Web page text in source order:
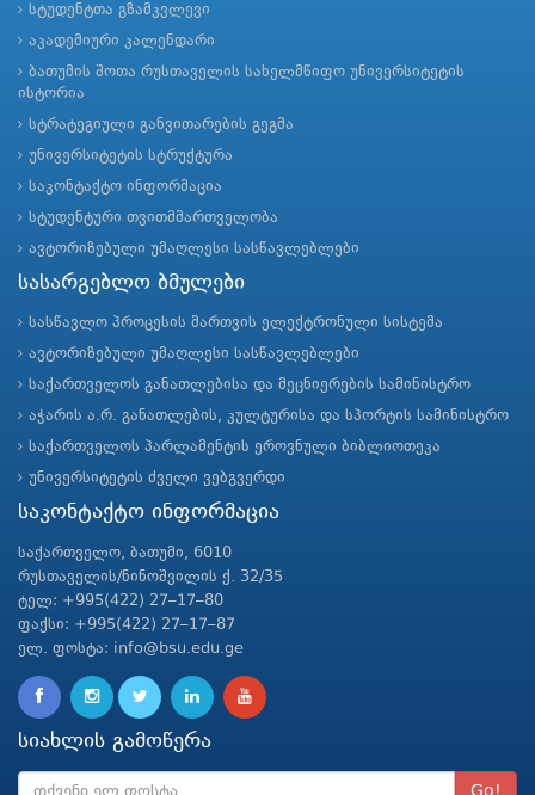
სტუდენტთა გზამკვლევი
აკადემიური კალენდარი
ბათუმის შოთა რუსთაველის სახელმწიფო უნივერსიტეტის
ისტორია
სტრატეგიული განვითარების გეგმა
უნივერსიტეტის სტრუქტურა
საკონტაქტო ინფორმაცია
სტუდენტური თვითმმართველობა
ავტორიზებული უმაღლესი სასწავლებლები
სასარგებლო ბმულები
სასწავლო პროცესის მართვის ელექტრონული სისტემა
ავტორიზებული უმაღლესი სასწავლებლები
საქართველოს განათლებისა და მეცნიერების სამინისტრო
აჭარის ა.რ. განათლების, კულტურისა და სპორტის სამინისტრო
საქართველოს პარლამენტის ეროვნული ბიბლიოთეკა
უნივერსიტეტის ძველი ვებგვერდი
საკონტაქტო ინფორმაცია
საქართველო, ბათუმი, 6010
რუსთაველის/ნინოშვილის ქ. 32/35
ტელ: +995(422) 27–17–80
ფაქსი: +995(422) 27–17–87
ელ. ფოსტა: info@bsu.edu.ge
სიახლის გამოწერა
Go!